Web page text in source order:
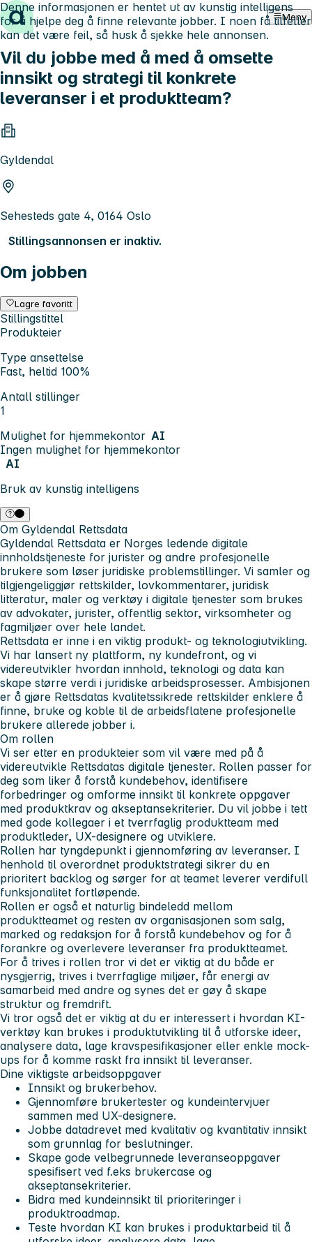
Hopp til innhold Meny
Vil du jobbe med å med å omsette
innsikt og strategi til konkrete
leveranser i et produktteam?
Gyldendal
Sehesteds gate 4, 0164 Oslo
Stillingsannonsen er inaktiv.
Om jobben
Lagre favoritt
Stillingstittel
Produkteier
Type ansettelse
Fast, heltid 100%
Antall stillinger
1
Mulighet for hjemmekontor AI
Ingen mulighet for hjemmekontor
AI
Bruk av kunstig intelligens
Denne informasjonen er hentet ut av kunstig intelligens
for å hjelpe deg å finne relevante jobber. I noen få tilfeller
kan det være feil, så husk å sjekke hele annonsen.
Om Gyldendal Rettsdata
Gyldendal Rettsdata er Norges ledende digitale
innholdstjeneste for jurister og andre profesjonelle
brukere som løser juridiske problemstillinger. Vi samler og
tilgjengeliggjør rettskilder, lovkommentarer, juridisk
litteratur, maler og verktøy i digitale tjenester som brukes
av advokater, jurister, offentlig sektor, virksomheter og
fagmiljøer over hele landet.
Rettsdata er inne i en viktig produkt- og teknologiutvikling.
Vi har lansert ny plattform, ny kundefront, og vi
videreutvikler hvordan innhold, teknologi og data kan
skape større verdi i juridiske arbeidsprosesser. Ambisjonen
er å gjøre Rettsdatas kvalitetssikrede rettskilder enklere å
finne, bruke og koble til de arbeidsflatene profesjonelle
brukere allerede jobber i.
Om rollen
Vi ser etter en produkteier som vil være med på å
videreutvikle Rettsdatas digitale tjenester. Rollen passer for
deg som liker å forstå kundebehov, identifisere
forbedringer og omforme innsikt til konkrete oppgaver
med produktkrav og akseptansekriterier. Du vil jobbe i tett
med gode kollegaer i et tverrfaglig produktteam med
produktleder, UX-designere og utviklere.
Rollen har tyngdepunkt i gjennomføring av leveranser. I
henhold til overordnet produktstrategi sikrer du en
prioritert backlog og sørger for at teamet leverer verdifull
funksjonalitet fortløpende.
Rollen er også et naturlig bindeledd mellom
produktteamet og resten av organisasjonen som salg,
marked og redaksjon for å forstå kundebehov og for å
forankre og overlevere leveranser fra produktteamet.
For å trives i rollen tror vi det er viktig at du både er
nysgjerrig, trives i tverrfaglige miljøer, får energi av
samarbeid med andre og synes det er gøy å skape
struktur og fremdrift.
Vi tror også det er viktig at du er interessert i hvordan KI-
verktøy kan brukes i produktutvikling til å utforske ideer,
analysere data, lage kravspesifikasjoner eller enkle mock-
ups for å komme raskt fra innsikt til leveranser.
Dine viktigste arbeidsoppgaver
Innsikt og brukerbehov.
Gjennomføre brukertester og kundeintervjuer
sammen med UX-designere.
Jobbe datadrevet med kvalitativ og kvantitativ innsikt
som grunnlag for beslutninger.
Skape gode velbegrunnede leveranseoppgaver
spesifisert ved f.eks brukercase og
akseptansekriterier.
Bidra med kundeinnsikt til prioriteringer i
produktroadmap.
Teste hvordan KI kan brukes i produktarbeid til å